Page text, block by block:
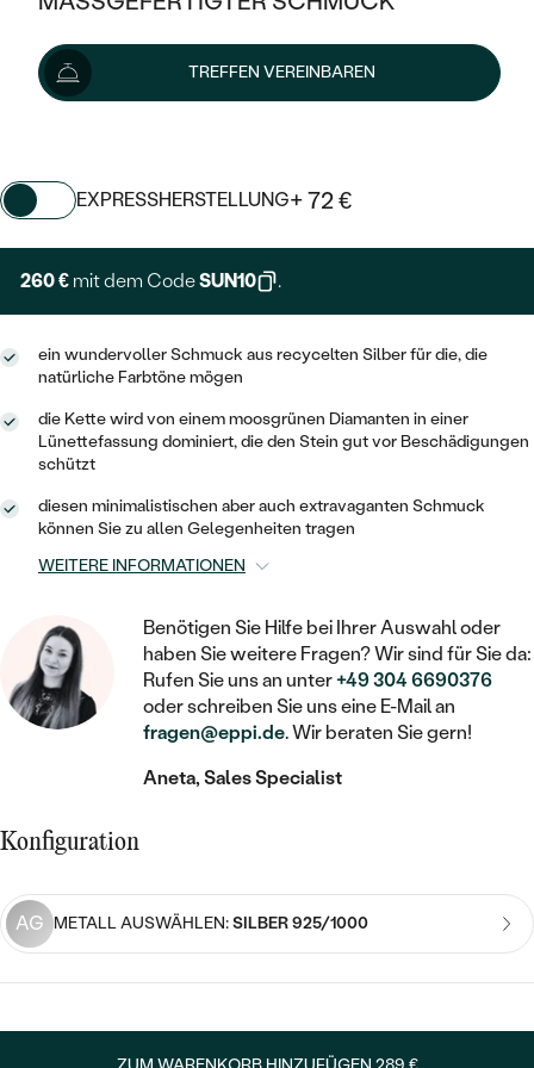
KLASSISCH
MEMOIRE
V-FORM
VINTAGE
AUSSERGEWÖHNLICHE
GEHÄMMERTE
MIT FÜLLUNG
NACH PREIS
GÜNSTIG
LUXURIÖSE
MIT MEHREREN DIAMANTEN
HALO
VINTAGE
IM SET
AUSSERGEWÖHNLICH
WÄHLE EINEN RING
DIAMANTEN ZUM EINFASSEN
LAB GROWN DIAMANTEN ZUM
FARBIGE DIAMANTEN ZUM EINFASSEN
NACH EDELSTEIN
MIT DIAMANT
MIT LAB GROWN DIAMANT
MIT MOISSANIT
MIT FARBIGEN DIAMANTEN
AUSVERKAUF
WENN SCHMUCK HILFT
NACH TYP
RINGE
ANHÄNGER / KETTEN
SCHMUCKSET
HERRENSCHMUCK
SCHMUCK FÜR KINDER
BROSCHEN
SCHMUCKZUBEHÖR
PLATIN
DIAMANTSCHMUCK
PLATIN
OHRSTECKER
MINIMALISTISCHE
OHRHÄNGER
SOLITÄR
HERZ
NACH STEIN
MIT DIAMANT
MIT EDELSTEIN
PERLENOHRRINGE
NACH PREIS
PREISWERTE
LUXURIÖSE
GOLD
SILBER
SOLITÄR
ZUR GEBURT EINES KINDES
MIT STERNZEICHEN
MINIMALISTISCH
MEDAILLON
KETTEN
HERZKETTEN
MIT TIEREN
MIT EDELSTEIN
PERLENKETTEN
NACH PREIS
AUSVERKAUF
GOLD
PLATIN
NACH STYL
MEMOIRE
MINIMALISTISCHE
STATEMENT
PERSONALISIERT
NACH EDELSTEIN
MIT DIAMANT
MIT EDELSTEIN
PERLENRINGE
TREFFEN VEREINBAREN
289 €
EXPRESSHERSTELLUNG+ 72 €
260 € mit dem CodeSUN10 .
ein wundervoller Schmuck aus recycelten Silber für die, die
natürliche Farbtöne mögen
die Kette wird von einem moosgrünen Diamanten in einer
Lünettefassung dominiert, die den Stein gut vor Beschädigungen
schützt
diesen minimalistischen aber auch extravaganten Schmuck
können Sie zu allen Gelegenheiten tragen
WEITERE INFORMATIONEN
Benötigen Sie Hilfe bei Ihrer Auswahl oder
haben Sie weitere Fragen? Wir sind für Sie da:
Rufen Sie uns an unter+49 304 6690376
oder schreiben Sie uns eine E-Mail an
fragen@eppi.de. Wir beraten Sie gern!
Aneta, Sales Specialist
Konfiguration
AG METALL AUSWÄHLEN:SILBER 925/1000